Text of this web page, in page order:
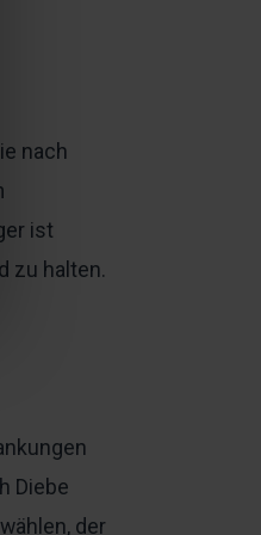
nach
ist
zu halten.
Diebe
der